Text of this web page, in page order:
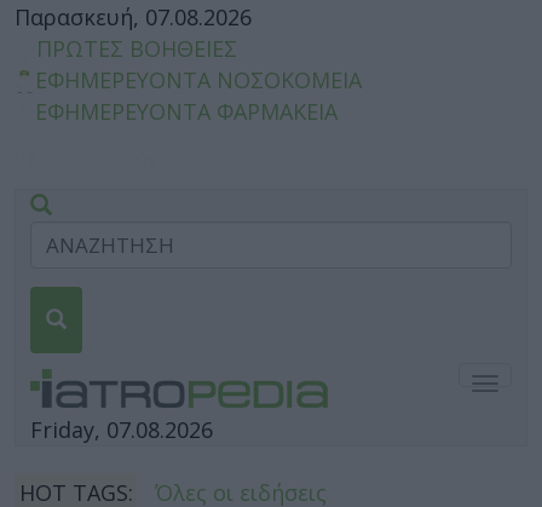
Παρασκευή, 07.08.2026
ΠΡΩΤΕΣ ΒΟΗΘΕΙΕΣ
ΕΦΗΜΕΡΕΥΟΝΤΑ ΝΟΣΟΚΟΜΕΙΑ
ΕΦΗΜΕΡΕΥΟΝΤΑ ΦΑΡΜΑΚΕΙΑ
Friday, 07.08.2026
HOT TAGS:
Όλες οι ειδήσεις